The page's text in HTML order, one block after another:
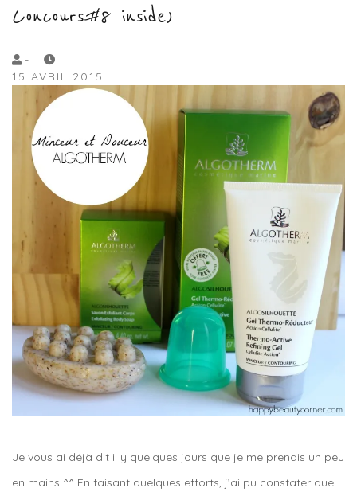
Concours#8 inside)
by
Lola
Sample
-
15 AVRIL 2015
Je vous ai déjà dit il y quelques jours que je me prenais un peu
en mains ^^ En faisant quelques efforts, j’ai pu constater que